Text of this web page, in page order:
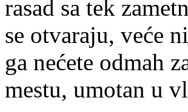
rasad sa tek
se otvaraju, veće
ga nećete odmah
mestu, umotan u